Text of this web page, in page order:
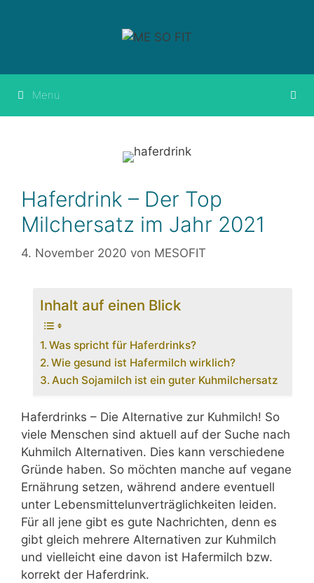
Menü
Haferdrink – Der Top
Milchersatz im Jahr 2021
4. November 2020 von MESOFIT
Inhalt auf einen Blick
Was spricht für Haferdrinks?
Wie gesund ist Hafermilch wirklich?
Auch Sojamilch ist ein guter Kuhmilchersatz
Haferdrinks – Die Alternative zur Kuhmilch! So
viele Menschen sind aktuell auf der Suche nach
Kuhmilch Alternativen. Dies kann verschiedene
Gründe haben. So möchten manche auf vegane
Ernährung setzen, während andere eventuell
unter Lebensmittelunverträglichkeiten leiden.
Für all jene gibt es gute Nachrichten, denn es
gibt gleich mehrere Alternativen zur Kuhmilch
und vielleicht eine davon ist Hafermilch bzw.
korrekt der Haferdrink.